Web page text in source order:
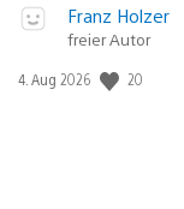
Franz Holzer
freier Autor
Veröffentlichungsdatum:
4. Aug 2026 20